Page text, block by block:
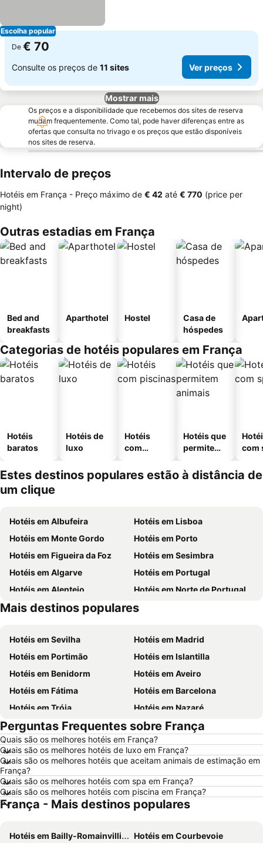
Escolha popular
De € 70
Consulte os preços de 11 sites Ver preços
Mostrar mais
Os preços e a disponibilidade que recebemos dos sites de reserva
mudam frequentemente. Como tal, pode haver diferenças entre as
ofertas que consulta no trivago e os preços que estão disponíveis
nos sites de reserva.
Intervalo de preços
Hotéis em França - Preço máximo de ‎€ 42 até ‎€ 770 (price per
night)
Outras estadias em França
Bed and
breakfasts
Aparthotel Hostel
Casa de
hóspedes
Categorias de hotéis populares em França
Hotéis
baratos
Hotéis de
luxo
Hotéis
com
Hotéis que
permitem
com
Estes destinos populares estão à distância de
um clique
Hotéis em Albufeira
Hotéis em Lisboa
Hotéis em Monte Gordo
Hotéis em Porto
Hotéis em Figueira da Foz
Hotéis em Sesimbra
Hotéis em Algarve
Hotéis em Portugal
Hotéis em Alentejo
Hotéis em Norte de Portugal
Hotéis em Espanha
Hotéis em Sul de Espanha
Mais destinos populares
Hotéis em Sevilha
Hotéis em Madrid
Hotéis em Portimão
Hotéis em Islantilla
Hotéis em Benidorm
Hotéis em Aveiro
Hotéis em Fátima
Hotéis em Barcelona
Hotéis em Tróia
Hotéis em Nazaré
Hotéis em Évora
Hotéis em Peniche
Hotéis em Porto Santo
Hotéis em Isla Canela
Hotéis em Sangenjo
Hotéis em Vila Nova de Milfontes
Hotéis em Vilamoura
Hotéis em Vigo
Hotéis em Roma
Hotéis em Madeira
Hotéis em Centro de Portugal
Hotéis em Málaga
Perguntas Frequentes sobre França
Quais são os melhores hotéis em França?
Quais são os melhores hotéis de luxo em França?
Quais são os melhores hotéis que aceitam animais de estimação em
França?
Quais são os melhores hotéis com spa em França?
Quais são os melhores hotéis com piscina em França?
França - Mais destinos populares
Hotéis em Bailly-Romainvilliers
Hotéis em Courbevoie